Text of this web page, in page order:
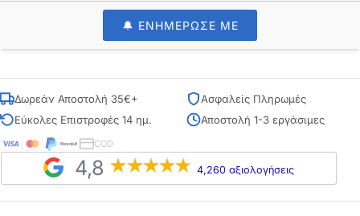
🔔 ΕΝΗΜΕΡΩΣΕ ΜΕ
Δωρεάν Αποστολή 35€+
Ασφαλείς Πληρωμές
Εύκολες Επιστροφές 14 ημ.
Αποστολή 1-3 εργάσιμες
COD
4,8 4,260 αξιολογήσεις